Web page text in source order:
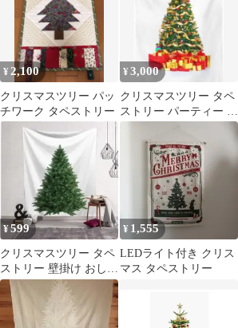
¥ 2,100
クリスマスツリー パッ
チワーク タペストリー
¥3,000
クリスマスツリー タペ
ストリー パーティー 装
¥599
クリスマスツリー タペ
ストリー 壁掛け おしゃ
れ 簡単 飾り付け クリ
スマス
¥ 1,555
LEDライト付き クリス
マス タペストリー